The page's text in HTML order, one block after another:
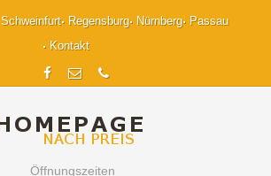
Schweinfurt Regensburg Nürnberg
Passau
Kontakt
Öffnungszeiten